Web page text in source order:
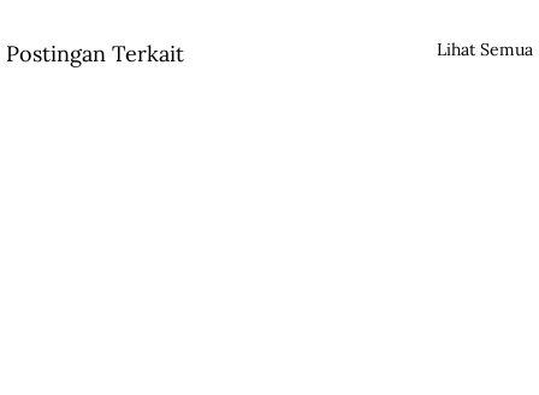
Postingan Terkait Lihat Semua